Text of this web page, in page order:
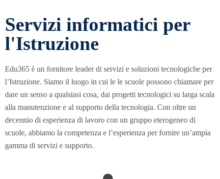
Servizi informatici per
l'Istruzione
Edu365 è un fornitore leader di servizi e soluzioni tecnologiche per
l’Istruzione. Siamo il luogo in cui le le scuole possono chiamare per
dare un senso a qualsiasi cosa, dai progetti tecnologici su larga scala
alla manutenzione e al supporto della tecnologia. Con oltre un
decennio di esperienza di lavoro con un gruppo eterogeneo di
scuole, abbiamo la competenza e l’esperienza per fornire un’ampia
gamma di servizi e supporto.